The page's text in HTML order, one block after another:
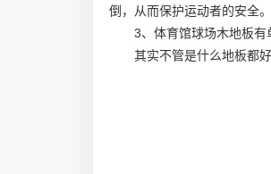
倒，从而保护运动者的安全。
3、体育馆球场木地板
其实不管是什么地板都